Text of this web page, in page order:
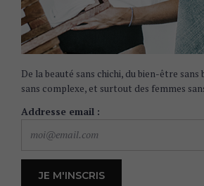
De la beauté sans chichi, du bien-être sans
sans complexe, et surtout des femmes
Addresse email :